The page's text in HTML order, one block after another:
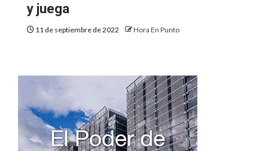
y juega
11 de septiembre de 2022 Hora En Punto